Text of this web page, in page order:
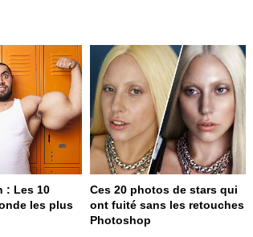
: Les 10
les plus
Ces 20 photos de stars qui
ont fuité sans les retouches
Photoshop